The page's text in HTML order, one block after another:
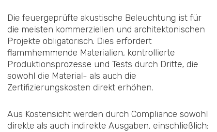
Die feuergeprüfte akustische Beleuchtung ist für
die meisten kommerziellen und architektonischen
Projekte obligatorisch. Dies erfordert
flammhemmende Materialien, kontrollierte
Produktionsprozesse und Tests durch Dritte, die
sowohl die Material- als auch die
Zertifizierungskosten direkt erhöhen.
Aus Kostensicht werden durch Compliance sowohl
direkte als auch indirekte Ausgaben, einschließlich: